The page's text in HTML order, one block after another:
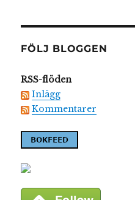
FÖLJ BLOGGEN
RSS-flöden
Inlägg
Kommentarer